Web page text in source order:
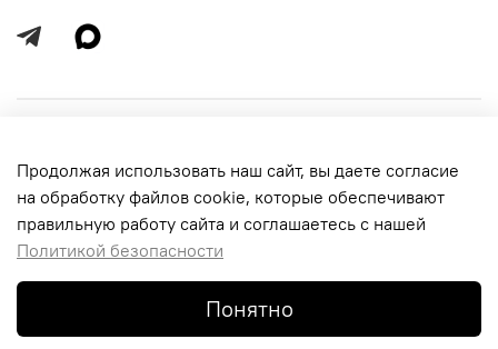
Информация для покупателей
© 2016-2026 Black-Watch. Все права защищены.
Продолжая использовать наш сайт, вы даете согласие
на обработку файлов cookie, которые обеспечивают
правильную работу сайта и соглашаетесь с нашей
Политикой безопасности
Понятно
обработки